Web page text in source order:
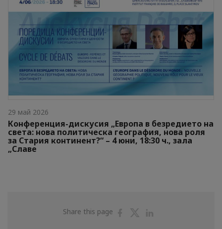
29 май 2026
Конференция-дискусия „Европа в безредието на
света: нова политическа география, нова роля
за Стария континент?“ – 4 юни, 18:30 ч., зала
„Славе
Share this page
ShareShare